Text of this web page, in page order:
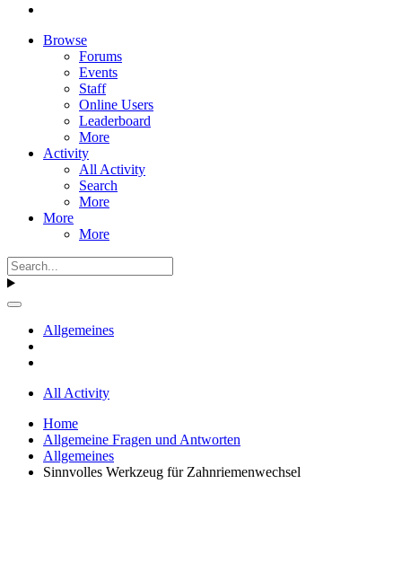
Browse
Forums
Events
Staff
Online Users
Leaderboard
More
Activity
All Activity
Search
More
More
More
Allgemeines
All Activity
Home
Allgemeine Fragen und Antworten
Allgemeines
Sinnvolles Werkzeug für Zahnriemenwechsel